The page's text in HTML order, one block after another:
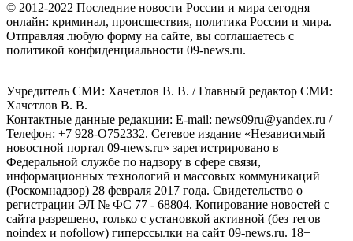
© 2012-2022 Последние новости России и мира сегодня
онлайн: криминал, происшествия, политика России и мира.
Отправляя любую форму на сайте, вы соглашаетесь с
политикой конфиденциальности 09-news.ru.
Учредитель СМИ: Хaчeтлoв B. B. / Главный редактор СМИ:
Хaчeтлoв B. B.
Контактные данные редакции: E-mail: news09ru@yandex.ru /
Телефон: +7 928-O752332. Сетевое издание «Независимый
новостной портал 09-news.ru» зарегистрировано в
Федеральной службе по надзору в сфере связи,
информационных технологий и массовых коммуникаций
(Роскомнадзор) 28 февраля 2017 года. Свидетельство о
регистрации ЭЛ № ФС 77 - 68804. Копирование новостей с
сайта разрешено, только с установкой активной (без тегов
noindex и nofollow) гиперссылки на сайт 09-news.ru. 18+